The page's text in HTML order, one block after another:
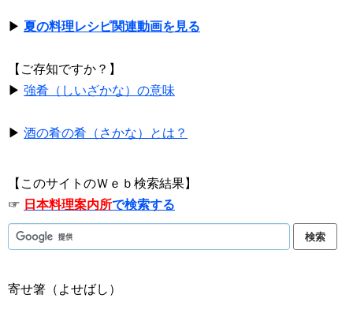
▶ 夏の料理レシピ関連動画を見る
【ご存知ですか？】
▶ 強肴（しいざかな）の意味
▶ 酒の肴の肴（さかな）とは？
【このサイトのＷｅｂ検索結果】
☞ 日本料理案内所で検索する
寄せ箸（よせばし）